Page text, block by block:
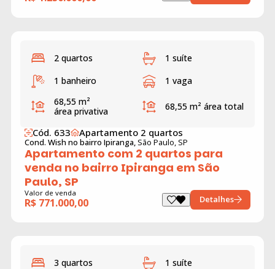
2 quartos
1 suíte
1 banheiro
1 vaga
68,55 m²
área privativa
68,55 m² área total
Cód. 633 Apartamento 2 quartos
Cond. Wish no bairro Ipiranga, São Paulo, SP
Apartamento com 2 quartos para
venda no bairro Ipiranga em São
Paulo, SP
Valor de venda
R$ 771.000,00 Detalhes
3 quartos
1 suíte